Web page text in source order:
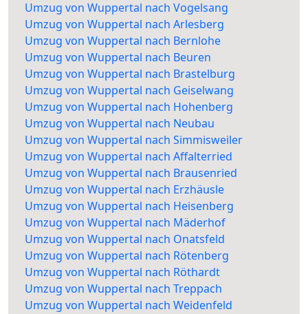
Umzug von Wuppertal nach Vogelsang
Umzug von Wuppertal nach Arlesberg
Umzug von Wuppertal nach Bernlohe
Umzug von Wuppertal nach Beuren
Umzug von Wuppertal nach Brastelburg
Umzug von Wuppertal nach Geiselwang
Umzug von Wuppertal nach Hohenberg
Umzug von Wuppertal nach Neubau
Umzug von Wuppertal nach Simmisweiler
Umzug von Wuppertal nach Affalterried
Umzug von Wuppertal nach Brausenried
Umzug von Wuppertal nach Erzhäusle
Umzug von Wuppertal nach Heisenberg
Umzug von Wuppertal nach Mäderhof
Umzug von Wuppertal nach Onatsfeld
Umzug von Wuppertal nach Rötenberg
Umzug von Wuppertal nach Röthardt
Umzug von Wuppertal nach Treppach
Umzug von Wuppertal nach Weidenfeld